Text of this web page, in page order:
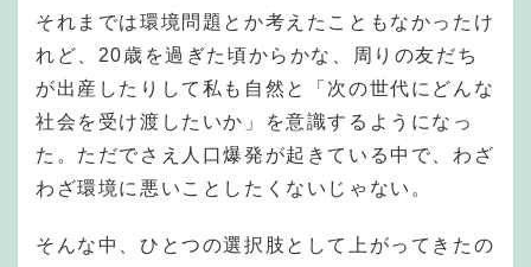
それまでは環境問題とか考えたこともなかったけ
れど、20歳を過ぎた頃からかな、周りの友だち
が出産したりして私も自然と「次の世代にどんな
社会を受け渡したいか」を意識するようになっ
た。ただでさえ人口爆発が起きている中で、わざ
わざ環境に悪いことしたくないじゃない。
そんな中、ひとつの選択肢として上がってきたの